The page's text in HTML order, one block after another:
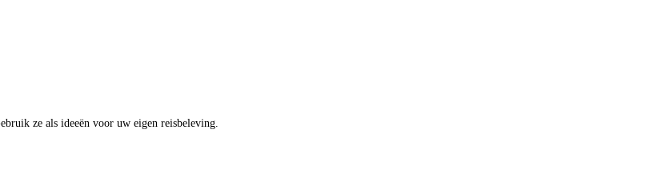
ze als ideeën voor uw eigen reisbeleving.